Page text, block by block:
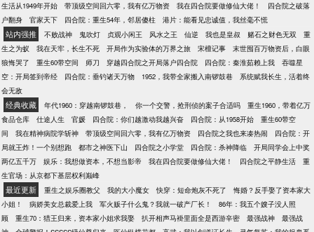
生活从1949年开始
带顶级空间回六零，我有亿万物资 我在四合院要做修仙大佬！
四合院之破落
户翻身
官家天下 四合院：重生54年，邻居傻柱 港片：能看见忠诚值，我丝毫不慌
站内强推 不败战神 鬼吹灯 贞观小闲王 风水之王 仙逆 我也是皇叔 赌石之财色无双
重
生之为蚁
我在天牢，长生不死 开局作为实验体的万界之旅 宋檀记事
末世囤百万物资后，白眼
狼悔哭了
重生60带空间 师刀 穿越四合院之开局落户四合院 四合院：秦淮茹赖上我
吞噬星
空：开局签到帝经
四合院：垂钓诸天万物 1952，我带全家搬入南锣鼓巷
系统赋我长生，活着终
会无敌
经典收藏 年代1960：穿越南锣鼓巷， 你一个交警，抢刑侦的案子合适吗
重生1960，带着亿万
食品仓库
仕途人生 官媛 四合院：你们越激动我越兴奋 四合院：从1958开始
重生60带空
间
我在精神病院学斩神 带顶级空间回六零，我有亿万物资 四合院之我也来凑热闹
四合院：开
局就王炸！一个别想跑
都市之神医下山 四合院之小学堂 四合院：杀神降临
开局同学会上中奖
两亿五千万
娱乐：我想做资本，不想当影帝 我在四合院要做修仙大佬！ 四合院之平静生活
重
生官场：从京都下基层权利巅峰
最近更新 重生之娱乐圈教父 我的大小魔女 快穿：短命炮灰不死了
悔婚？反手娶了资本家大
小姐！
病娇美女总裁爱上我 军火贩子什么鬼？我就一破产厂长！
86年：我五个嫂子没人照
顾
重生70：猎王归来，资本家小姐求我娶 扒开相声马褂里面全是西游辛密 最强战神
最强战